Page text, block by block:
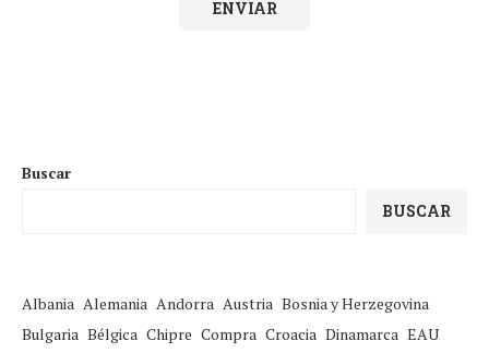
Buscar
BUSCAR
Albania Alemania Andorra Austria Bosnia y Herzegovina
Bulgaria Bélgica Chipre Compra Croacia Dinamarca EAU